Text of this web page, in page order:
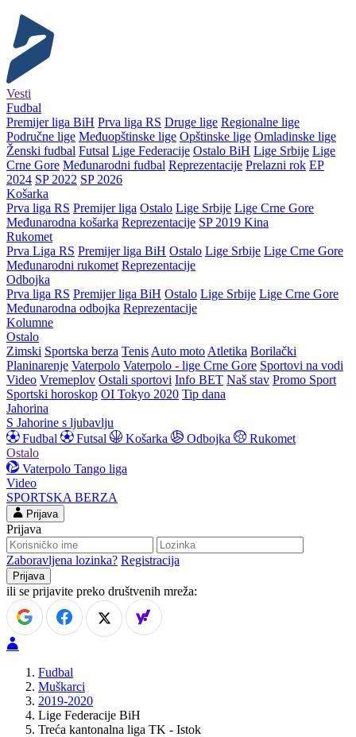
Vesti
Fudbal
Premijer liga BiH Prva liga RS Druge lige Regionalne lige
Područne lige Međuopštinske lige Opštinske lige Omladinske lige
Ženski fudbal Futsal Lige Federacije Ostalo BiH Lige Srbije Lige
Crne Gore Međunarodni fudbal Reprezentacije Prelazni rok EP
2024 SP 2022 SP 2026
Košarka
Prva liga RS Premijer liga Ostalo Lige Srbije Lige Crne Gore
Međunarodna košarka Reprezentacije SP 2019 Kina
Rukomet
Prva Liga RS Premijer liga BiH Ostalo Lige Srbije Lige Crne Gore
Međunarodni rukomet Reprezentacije
Odbojka
Prva liga RS Premijer liga BiH Ostalo Lige Srbije Lige Crne Gore
Međunarodna odbojka Reprezentacije
Kolumne
Ostalo
Zimski Sportska berza Tenis Auto moto Atletika Borilački
Planinarenje Vaterpolo Vaterpolo - lige Crne Gore Sportovi na vodi
Video Vremeplov Ostali sportovi Info BET Naš stav Promo Sport
Sportski horoskop OI Tokyo 2020 Tip dana
Jahorina
S Jahorine s ljubavlju
Fudbal
Futsal Košarka Odbojka
Rukomet
Ostalo
Vaterpolo Tango liga
Video
SPORTSKA BERZA
Prijava
Prijava
Zaboravljena lozinka? Registracija
ili se prijavite preko društvenih mreža:
Fudbal
Muškarci
2019-2020
Lige Federacije BiH
Treća kantonalna liga TK - Istok